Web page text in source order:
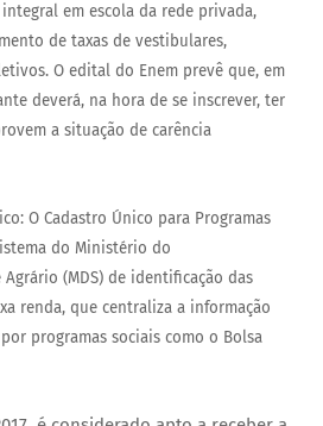
em escola da rede privada,
de taxas de vestibulares,
O edital do Enem prevê que, em
deverá, na hora de se inscrever, ter
a situação de carência
O Cadastro Único para Programas
do Ministério do
(MDS) de identificação das
renda, que centraliza a informação
programas sociais como o Bolsa